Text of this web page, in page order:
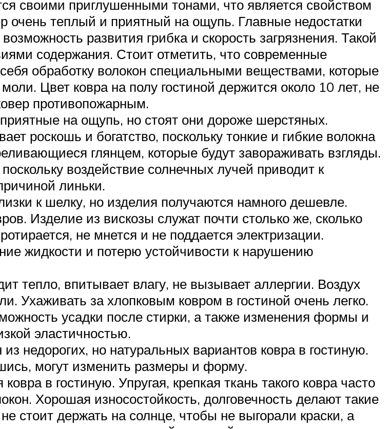
своими приглушенными тонами, что является свойством
очень теплый и приятный на ощупь. Главные недостатки
развития грибка и скорость загрязнения. Такой
содержания. Стоит отметить, что современные
обработку волокон специальными веществами, которые
Цвет ковра на полу гостиной держится около 10 лет, не
противопожарным.
на ощупь, но стоят они дороже шерстяных.
роскошь и богатство, поскольку тонкие и гибкие волокна
глянцем, которые будут завораживать взгляды.
воздействие солнечных лучей приводит к
линьки.
к шелку, но изделия получаются намного дешевле.
Изделие из вискозы служат почти столько же, сколько
не мнется и не поддается электризации.
жидкости и потерю устойчивости к нарушению
тепло, впитывает влагу, не вызывает аллергии. Воздух
Ухаживать за хлопковым ковром в гостиной очень легко.
усадки после стирки, а также изменения формы и
эластичностью.
недорогих, но натуральных вариантов ковра в гостиную.
могут изменить размеры и форму.
в гостиную. Упругая, крепкая ткань такого ковра часто
Хорошая износостойкость, долговечность делают такие
стоит держать на солнце, чтобы не выгорали краски, а